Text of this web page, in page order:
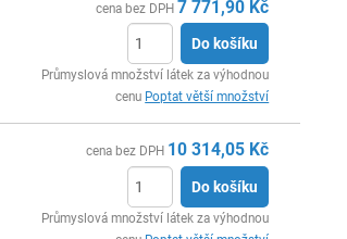
cena bez DPH 7 771,90 Kč
Do košíku
Průmyslová množství látek za výhodnou
cenu Poptat větší množství
cena bez DPH 10 314,05 Kč
Do košíku
Průmyslová množství látek za výhodnou